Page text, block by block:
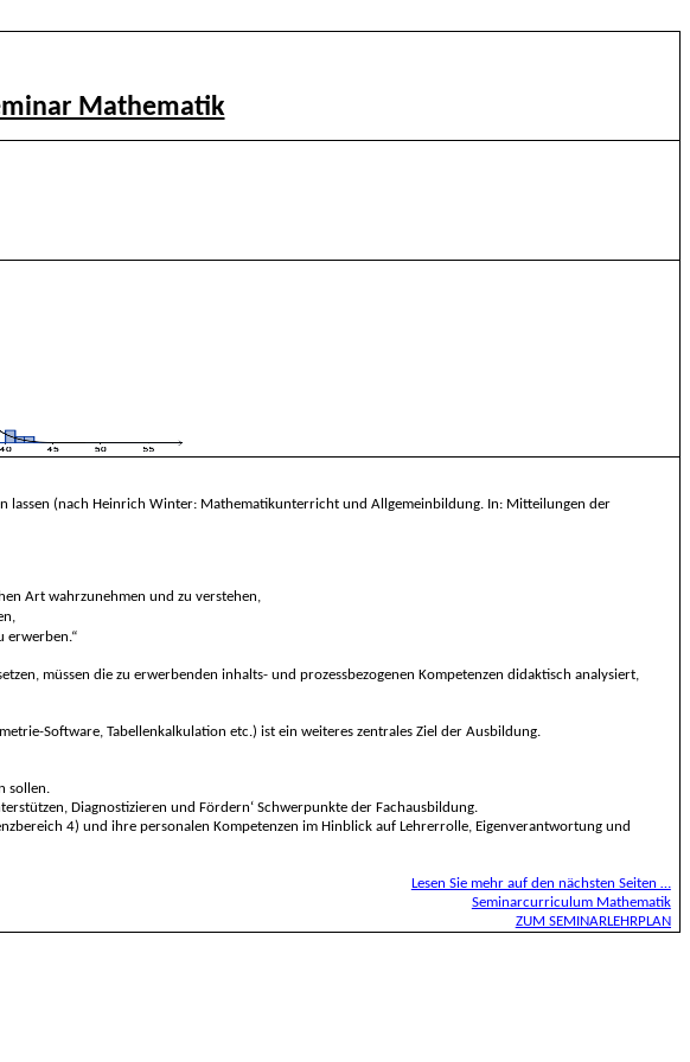
Mathematik
lassen (nach Heinrich Winter: Mathematikunterricht und Allgemeinbildung. In: Mitteilungen der
Art wahrzunehmen und zuverstehen,
erwerben.“
müssen die zu erwerbenden inhalts- und prozessbezogenen Kompetenzen didaktisch analysiert,
Software, Tabellenkalkulation etc.) ist ein weiteres zentrales Ziel der Ausbildung.
sollen.
Diagnostizieren und Fördern‘ Schwerpunkte der Fachausbildung.
4) und ihre personalen Kompetenzen im Hinblick auf Lehrerrolle, Eigenverantwortung und
Lesen Sie mehr auf den nächsten Seiten …
Seminarcurriculum Mathematik
ZUM SEMINARLEHRPLAN